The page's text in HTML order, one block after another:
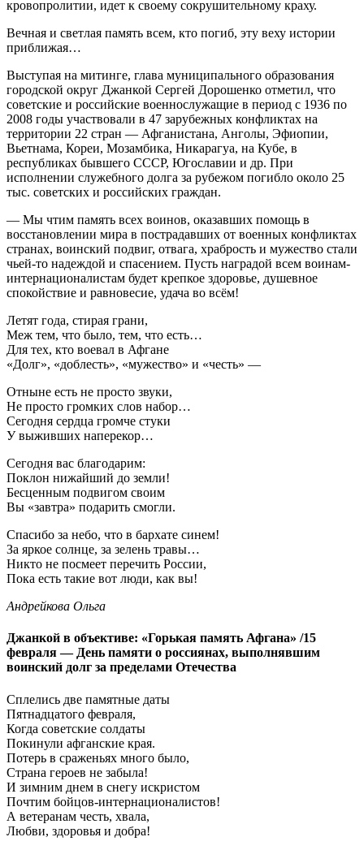
кровопролитии, идет к своему сокрушительному краху.
Вечная и светлая память всем, кто погиб, эту веху истории
приближая…
Выступая на митинге, глава муниципального образования
городской округ Джанкой Сергей Дорошенко отметил, что
советские и российские военнослужащие в период с 1936 по
2008 годы участвовали в 47 зарубежных конфликтах на
территории 22 стран — Афганистана, Анголы, Эфиопии,
Вьетнама, Кореи, Мозамбика, Никарагуа, на Кубе, в
республиках бывшего СССР, Югославии и др. При
исполнении служебного долга за рубежом погибло около 25
тыс. советских и российских граждан.
— Мы чтим память всех воинов, оказавших помощь в
восстановлении мира в пострадавших от военных конфликтах
странах, воинский подвиг, отвага, храбрость и мужество стали
чьей-то надеждой и спасением. Пусть наградой всем воинам-
интернационалистам будет крепкое здоровье, душевное
спокойствие и равновесие, удача во всём!
Летят года, стирая грани,
Меж тем, что было, тем, что есть…
Для тех, кто воевал в Афгане
«Долг», «доблесть», «мужество» и «честь» —
Отныне есть не просто звуки,
Не просто громких слов набор…
Сегодня сердца громче стуки
У выживших наперекор…
Сегодня вас благодарим:
Поклон нижайший до земли!
Бесценным подвигом своим
Вы «завтра» подарить смогли.
Спасибо за небо, что в бархате синем!
За яркое солнце, за зелень травы…
Никто не посмеет перечить России,
Пока есть такие вот люди, как вы!
Андрейкова Ольга
Джанкой в объективе: «Горькая память Афгана» /15
февраля — День памяти о россиянах, выполнявшим
воинский долг за пределами Отечества
Сплелись две памятные даты
Пятнадцатого февраля,
Когда советские солдаты
Покинули афганские края.
Потерь в сраженьях много было,
Страна героев не забыла!
И зимним днем в снегу искристом
Почтим бойцов-интернационалистов!
А ветеранам честь, хвала,
Любви, здоровья и добра!